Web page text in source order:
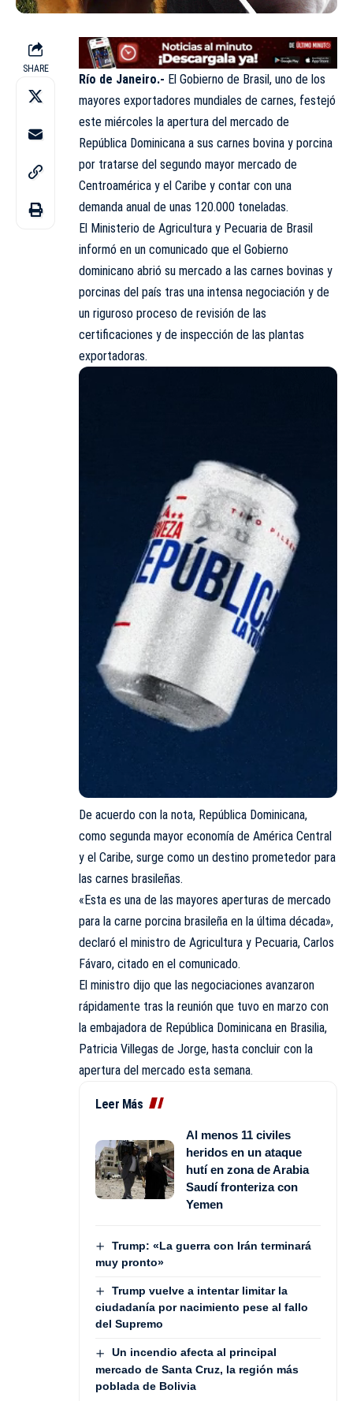
SHARE
Río de Janeiro.- El Gobierno de Brasil, uno de los
mayores exportadores mundiales de carnes, festejó
este miércoles la apertura del mercado de
República Dominicana a sus carnes bovina y porcina
por tratarse del segundo mayor mercado de
Centroamérica y el Caribe y contar con una
demanda anual de unas 120.000 toneladas.
El Ministerio de Agricultura y Pecuaria de Brasil
informó en un comunicado que el Gobierno
dominicano abrió su mercado a las carnes bovinas y
porcinas del país tras una intensa negociación y de
un riguroso proceso de revisión de las
certificaciones y de inspección de las plantas
exportadoras.
De acuerdo con la nota, República Dominicana,
como segunda mayor economía de América Central
y el Caribe, surge como un destino prometedor para
las carnes brasileñas.
«Esta es una de las mayores aperturas de mercado
para la carne porcina brasileña en la última década»,
declaró el ministro de Agricultura y Pecuaria, Carlos
Fávaro, citado en el comunicado.
El ministro dijo que las negociaciones avanzaron
rápidamente tras la reunión que tuvo en marzo con
la embajadora de República Dominicana en Brasilia,
Patricia Villegas de Jorge, hasta concluir con la
apertura del mercado esta semana.
Leer Más
Al menos 11 civiles
heridos en un ataque
hutí en zona de Arabia
Saudí fronteriza con
Yemen
Trump: «La guerra con Irán terminará
muy pronto»
Trump vuelve a intentar limitar la
ciudadanía por nacimiento pese al fallo
del Supremo
Un incendio afecta al principal
mercado de Santa Cruz, la región más
poblada de Bolivia